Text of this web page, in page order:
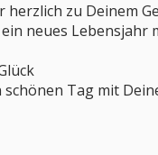
herzlich zu Deinem
neues Lebensjahr
Tag mit